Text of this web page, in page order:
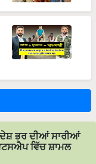
ਦੇਸ਼ ਭਰ ਦੀਆਂ ਸਾਰੀਆਂ
ਵਿੱਚ ਸ਼ਾਮਲ